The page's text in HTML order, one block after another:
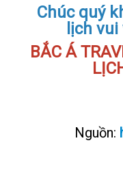
Chúc quý
lịch
BẮC Á
Nguồn: